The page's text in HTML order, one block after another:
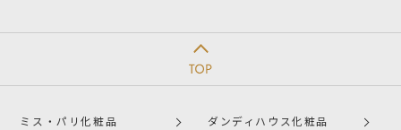
ミス・パリ化粧品 ダンディハウス化粧品